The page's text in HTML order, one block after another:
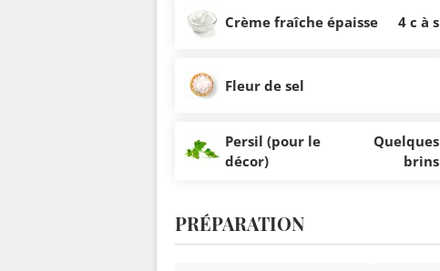
Crème fraîche épaisse 4 c à s
Fleur de sel
Persil (pour le
décor)
Quelques
brins
PRÉPARATION